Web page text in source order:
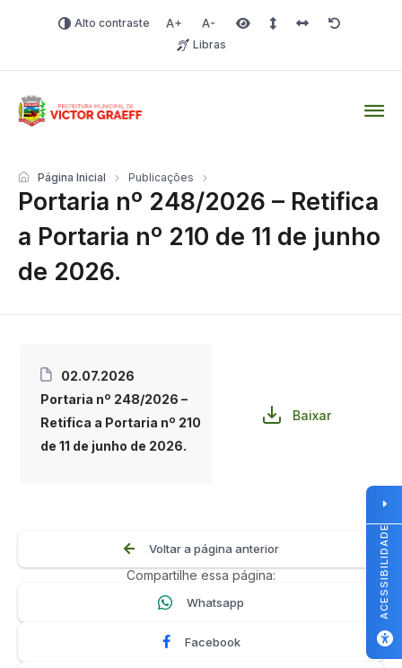
Alto contraste Aumentar fonte
Diminuir fonteÁrea selecionada
Espaçamento de linha
Espaço dos
Redefinir
Libras
Portaria nº 248/2026 – Retifica
a Portaria nº 210 de 11 de junho
de 2026.
Página Inicial Publicações
02.07.2026
Portaria nº 248/2026 –
Retifica a Portaria nº 210
de 11 de junho de 2026.
Baixar
Voltar a página anterior
Compartilhe essa página:
Whatsapp
Facebook
ACESSIBILIDADE